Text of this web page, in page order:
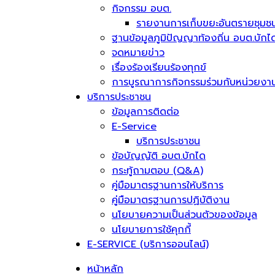
กิจกรรม อบต.
รายงานการเก็บขยะอันตรายชุมช
ฐานข้อมูลภูมิปัญญาท้องถิ่น อบต.บักไ
จดหมายข่าว
เรื่องร้องเรียนร้องทุกข์
การบูรณาการกิจกรรมร่วมกับหน่วยงา
บริการประชาชน
ข้อมูลการติดต่อ
E-Service
บริการประชาชน
ข้อบัญญัติ อบต.บักได
กระทู้ถามตอบ (Q&A)
คู่มือมาตรฐานการให้บริการ
คู่มือมาตรฐานการปฏิบัติงาน
นโยบายความเป็นส่วนตัวของข้อมูล
นโยบายการใช้คุกกี้
E-SERVICE (บริการออนไลน์)
หน้าหลัก